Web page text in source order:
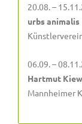
20.08. –
urbs animalis
06.09. –
Hartmut
Mannheimer